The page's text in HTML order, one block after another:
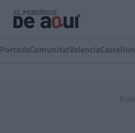
PortadaComunitatValenciaCastellón